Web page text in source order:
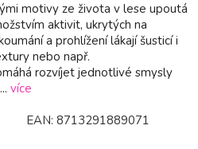
motivy ze života v lese upoutá
aktivit, ukrytých na
a prohlížení lákají šusticí i
nebo např.
rozvíjet jednotlivé smysly
více
EAN: 8713291889071